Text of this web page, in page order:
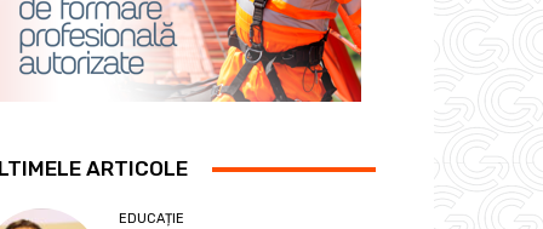
ARTICOLE
EDUCAȚIE